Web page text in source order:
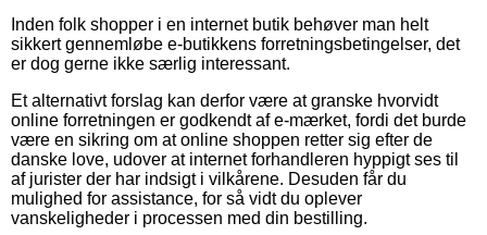
Inden folk shopper i en internet butik behøver man helt
sikkert gennemløbe e-butikkens forretningsbetingelser, det
er dog gerne ikke særlig interessant.
Et alternativt forslag kan derfor være at granske hvorvidt
online forretningen er godkendt af e-mærket, fordi det burde
være en sikring om at online shoppen retter sig efter de
danske love, udover at internet forhandleren hyppigt ses til
af jurister der har indsigt i vilkårene. Desuden får du
mulighed for assistance, for så vidt du oplever
vanskeligheder i processen med din bestilling.